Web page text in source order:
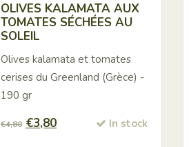
OLIVES KALAMATA AUX
TOMATES SÉCHÉES AU
SOLEIL
Olives kalamata et tomates
cerises du Greenland (Grèce) -
190 gr
€4,80 Le
€3,80Le
In stock